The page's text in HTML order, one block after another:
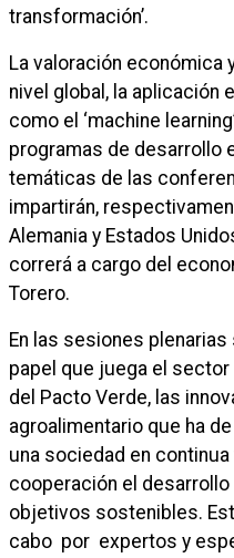
transformación’.
La valoración económica
nivel global, la aplicación
como el ‘machine
programas de desarrollo
temáticas de las
impartirán,
Alemania y Estados
correrá a cargo del
Torero.
En las sesiones
papel que juega el
del Pacto Verde, las
agroalimentario que ha
una sociedad en
cooperación el
objetivos sostenibles.
cabo por expertos y